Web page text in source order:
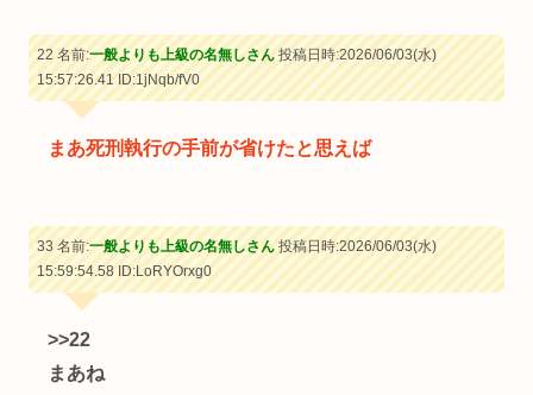
22 名前:一般よりも上級の名無しさん投稿日時:2026/06/03(水)
15:57:26.41ID:1jNqb/fV0
まあ死刑執行の手前が省けたと思えば
33 名前:一般よりも上級の名無しさん投稿日時:2026/06/03(水)
15:59:54.58ID:LoRYOrxg0
>>22
まあね